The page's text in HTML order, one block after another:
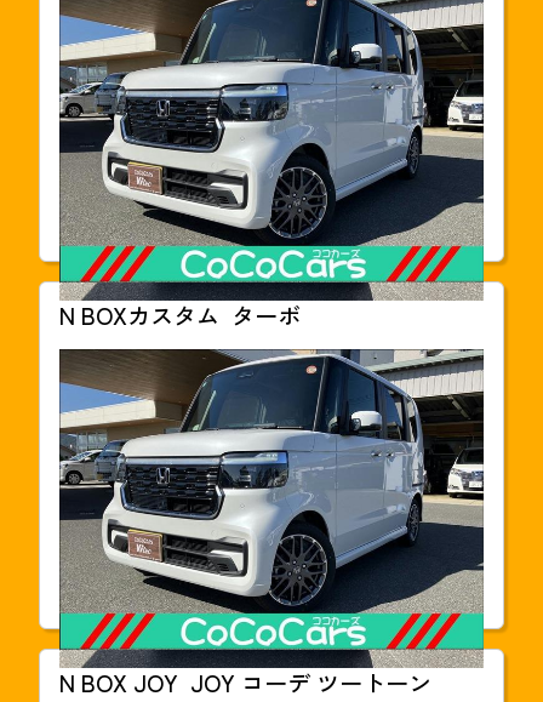
支払総額
203.6 万円(税込)
本体価格
1,928,000円
年式
2025年03月
走行距離
30km
車検
2028年03月
N BOXカスタム ターボ
支払総額
203.6 万円(税込)
本体価格
1,928,000円
年式
2025年03月
走行距離
30km
車検
2028年03月
N BOX JOY JOY コーデ ツートーン